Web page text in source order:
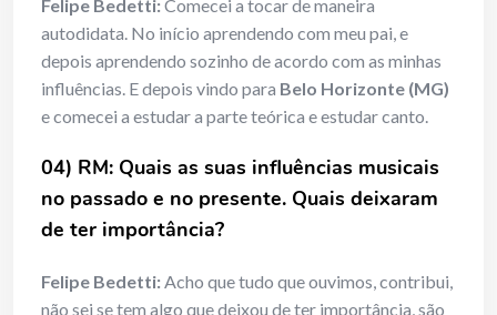
Felipe Bedetti:Comecei a tocar de maneira
autodidata. No início aprendendo com meu pai, e
depois aprendendo sozinho de acordo com as minhas
influências. E depois vindo para Belo Horizonte (MG)
e comecei a estudar a parte teórica e estudar canto.
04) RM: Quais as suas influências musicais
no passado e no presente. Quais deixaram
de ter importância?
Felipe Bedetti:Acho que tudo que ouvimos, contribui,
não sei se tem algo que deixou de ter importância, são